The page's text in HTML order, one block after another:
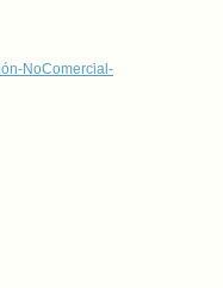
NoComercial-